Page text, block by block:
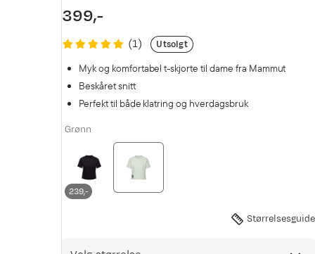
price
399,-
(1)
Utsolgt
Myk og komfortabel t-skjorte til dame fra Mammut
Beskåret snitt
Perfekt til både klatring og hverdagsbruk
Grønn
239,-
Størrelsesguide